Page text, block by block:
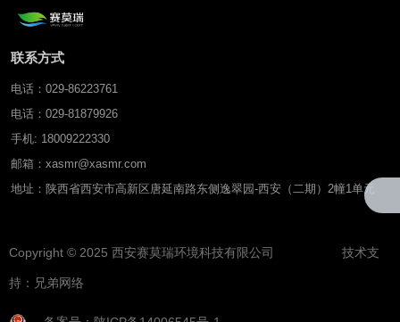
联系方式
电话：029-86223761
电话：029-81879926
手机: 18009222330
邮箱：xasmr@xasmr.com
地址：陕西省西安市高新区唐延南路东侧逸翠园-西安（二期）2幢1单元
Copyright © 2025 西安赛莫瑞环境科技有限公司 技术支
持： 兄弟网络